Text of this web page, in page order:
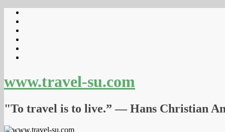
www.travel-su.com
"To travel is to live.” ― Hans Christian